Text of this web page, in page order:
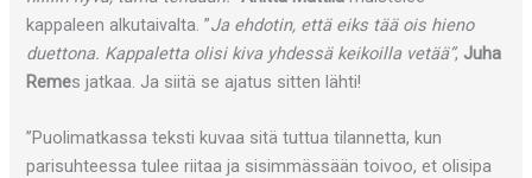
kappaleen alkutaivalta. ”Ja ehdotin, että eiks tää ois hieno
duettona. Kappaletta olisi kiva yhdessä keikoilla vetää”, Juha
Remes jatkaa. Ja siitä se ajatus sitten lähti!
”Puolimatkassa teksti kuvaa sitä tuttua tilannetta, kun
parisuhteessa tulee riitaa ja sisimmässään toivoo, et olisipa